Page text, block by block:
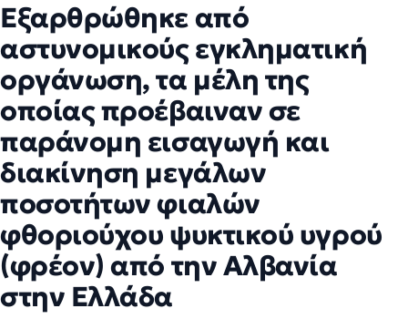
Εξαρθρώθηκε από
αστυνομικούς εγκληματική
οργάνωση, τα μέλη της
οποίας προέβαιναν σε
παράνομη εισαγωγή και
διακίνηση μεγάλων
ποσοτήτων φιαλών
φθοριούχου ψυκτικού υγρού
(φρέον) από την Αλβανία
στην Ελλάδα